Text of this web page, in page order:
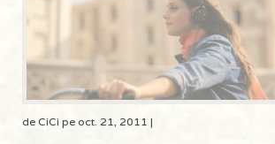
de CiCi pe oct. 21, 2011 |